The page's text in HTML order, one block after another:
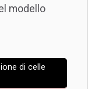
modello
di celle